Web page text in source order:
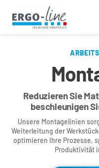
Reduzieren Sie
beschleunigen
Unsere Montagelinien
Weiterleitung der
optimieren Ihre Prozesse,
Produktivität